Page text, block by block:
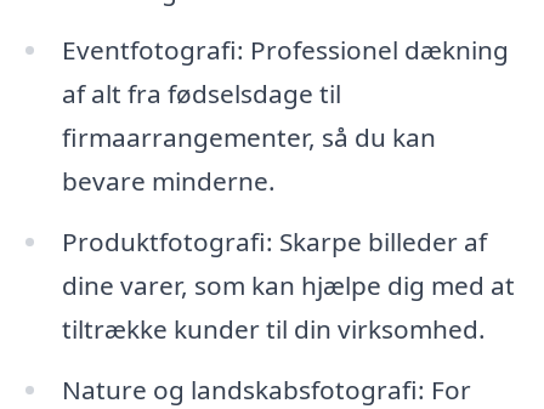
Eventfotografi: Professionel dækning
af alt fra fødselsdage til
firmaarrangementer, så du kan
bevare minderne.
Produktfotografi: Skarpe billeder af
dine varer, som kan hjælpe dig med at
tiltrække kunder til din virksomhed.
Nature og landskabsfotografi: For